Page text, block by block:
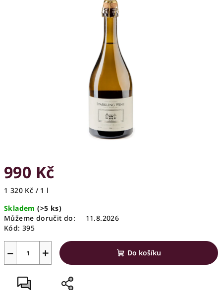
990 Kč
Měrná
1 320 Kč / 1 l
Skladem(>5 ks)
Můžeme doručit do:
11.8.2026
Kód: 395
+
− Do košíku